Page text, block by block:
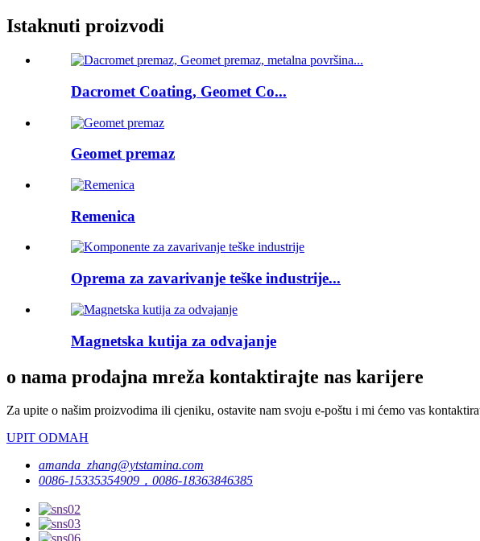
Istaknuti proizvodi
Dacromet Coating, Geomet Co...
Geomet premaz
Remenica
Oprema za zavarivanje teške industrije...
Magnetska kutija za odvajanje
o nama prodajna mreža kontaktirajte nas karijere
Za upite o našim proizvodima ili cjeniku, ostavite nam svoju e-poštu i mi ćemo vas
UPIT ODMAH
amanda_zhang@ytstamina.com
0086-15335354909，0086-18363846385